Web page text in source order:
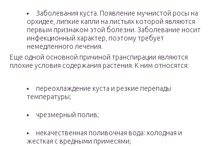
Заболевания куста. Появление мучнистой росы на
орхидее, липкие капли на листьях которой являются
первым признаком этой болезни. Заболевание носит
инфекционный характер, поэтому требует
немедленного лечения.
Еще одной основной причиной транспирации являются
плохие условия содержания растения. К ним относятся:
переохлаждение куста и резкие перепады
температуры;
чрезмерный полив;
некачественная поливочная вода: холодная и
жесткая с вредными примесями;